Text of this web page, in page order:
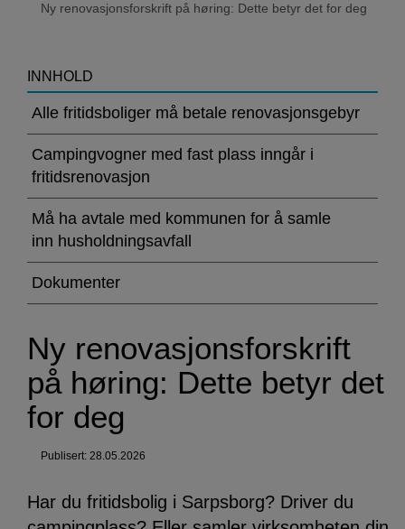
Ny renovasjonsforskrift på høring: Dette betyr det for deg
>Ny
renovasjonsforskrift
på
høring:
Dette
betyr
det
deg
INNHOLD
Alle fritidsboliger må betale renovasjonsgebyr
Campingvogner med fast plass inngår i
fritidsrenovasjon
Må ha avtale med kommunen for å samle
inn husholdningsavfall
Dokumenter
Ny renovasjonsforskrift
på høring: Dette betyr det
for deg
Publisert: 28.05.2026
Har du fritidsbolig i Sarpsborg? Driver du